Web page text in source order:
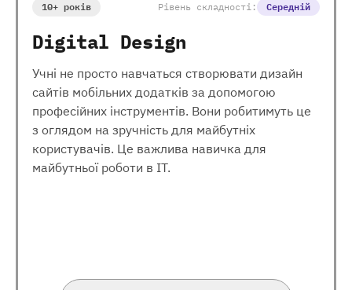
10+ років Рівень складності: Середній
Digital Design
Учні не просто навчаться створювати дизайн
сайтів мобільних додатків за допомогою
професійних інструментів. Вони робитимуть це
з оглядом на зручність для майбутніх
користувачів. Це важлива навичка для
майбутньої роботи в ІТ.